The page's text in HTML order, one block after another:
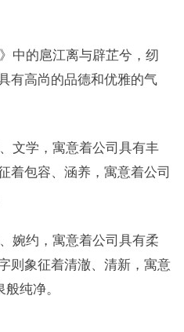
中的扈江离与辟芷兮，纫
有高尚的品德和优雅的气
文学，寓意着公司具有丰
着包容、涵养，寓意着公司
婉约，寓意着公司具有柔
则象征着清澈、清新，寓意
纯净。